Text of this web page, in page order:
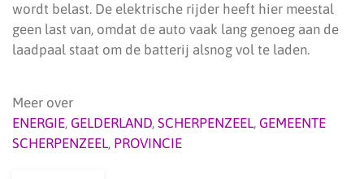
wordt belast. De elektrische rijder heeft hier meestal
geen last van, omdat de auto vaak lang genoeg aan de
laadpaal staat om de batterij alsnog vol te laden.
Meer over
ENERGIE, GELDERLAND, SCHERPENZEEL, GEMEENTE
SCHERPENZEEL, PROVINCIE